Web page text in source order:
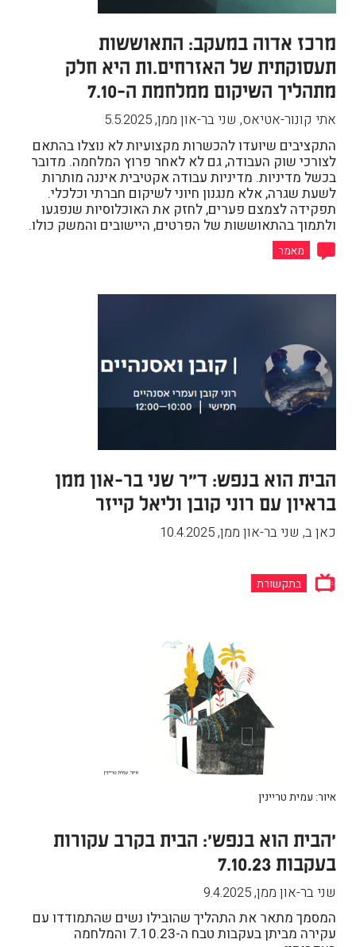
מרכז אדוה במעקב: התאוששות
תעסוקתית של האזרחים.ות היא חלק
מתהליך השיקום ממלחמת ה-7.10
אתי קונור-אטיאס, שני בר-און ממן,
5.5.2025
התקציבים שיועדו להכשרות מקצועיות לא נוצלו בהתאם
לצורכי שוק העבודה, גם לא לאחר פרוץ המלחמה. מדובר
בכשל מדיניות. מדיניות עבודה אקטיבית איננה מותרות
לשעת שגרה, אלא מנגנון חיוני לשיקום חברתי וכלכלי.
תפקידה לצמצם פערים, לחזק את האוכלוסיות שנפגעו
ולתמוך בהתאוששות של הפרטים, היישובים והמשק כולו.
מאמר
הבית הוא בנפש: ד"ר שני בר-און ממן
בראיון עם רוני קובן וליאל קייזר
כאן ב, שני בר-און ממן,
10.4.2025
בתקשורת
איור: עמית טריינין
'הבית הוא בנפש': הבית בקרב עקורות
בעקבות 7.10.23
שני בר-און ממן,
9.4.2025
המסמך מתאר את התהליך שהובילו נשים שהתמודדו עם
עקירה מביתן בעקבות טבח ה-7.10.23 והמלחמה